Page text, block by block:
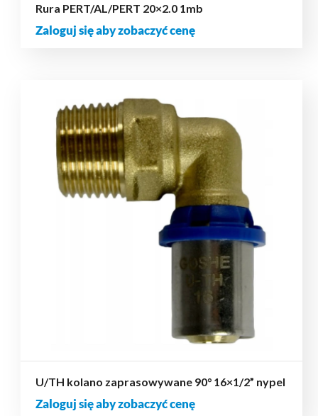
Rura PERT/AL/PERT 20×2.0 1mb
Zaloguj się aby zobaczyć cenę
U/TH kolano zaprasowywane 90° 16×1/2” nypel
Zaloguj się aby zobaczyć cenę